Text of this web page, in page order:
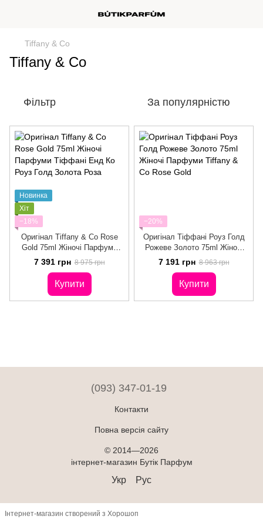
Tiffany & Co
Tiffany & Co
Фільтр За популярністю
Новинка
Хіт
−18%
Оригінал Tiffany & Co Rose
Gold 75ml Жіночі Парфуми
Тіффані Енд Ко Роуз Голд
Золота Роза
7 391 грн 8 975 грн
Купити
−20%
Оригінал Тіффані Роуз Голд
Рожеве Золото 75ml Жіночі
Парфуми Tiffany & Co Rose
Gold
7 191 грн 8 963 грн
Купити
(093) 347-01-19
Контакти
Повна версія сайту
© 2014—2026
інтернет-магазин Бутік Парфум
Укр Рус
Інтернет-магазин створений з Хорошоп